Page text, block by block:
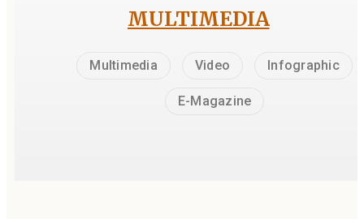
MULTIMEDIA
Multimedia Video Infographic
E-Magazine